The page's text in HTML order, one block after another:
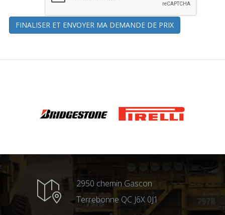
FINALISER ET ENVOYER MA DEMANDE DE PRIX
2950 chemin Gascon
Terrebonne QC J6X 0J1